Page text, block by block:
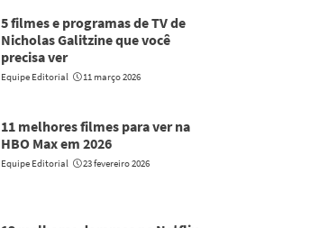
5 filmes e programas de TV de
Nicholas Galitzine que você
precisa ver
Equipe Editorial 11 março 2026
11 melhores filmes para ver na
HBO Max em 2026
Equipe Editorial 23 fevereiro 2026